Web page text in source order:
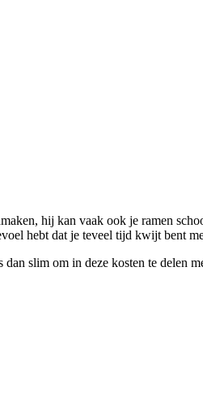
hij kan vaak ook je ramen
hebt dat je teveel tijd kwijt bent
slim om in deze kosten te delen